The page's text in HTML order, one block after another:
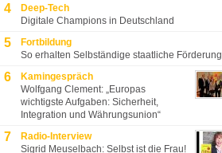
Deep-Tech
Digitale Champions in Deutschland
4
Fortbildung
So erhalten Selbständige staatliche Förderung
5
Kamingespräch
Wolfgang Clement: „Europas
wichtigste Aufgaben: Sicherheit,
Integration und Währungsunion“
6
Radio-Interview
Sigrid Meuselbach: Selbst ist die Frau!
7